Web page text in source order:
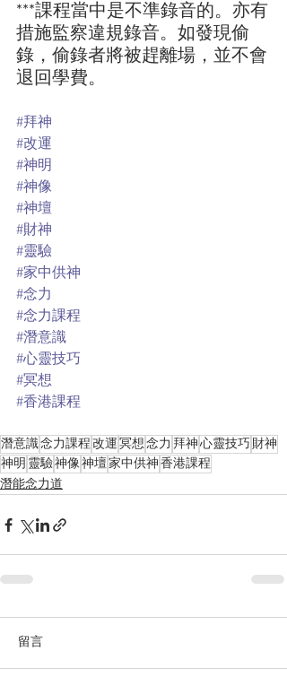
***課程當中是不準錄音的。亦有
措施監察違規錄音。如發現偷
錄，偷錄者將被趕離場，並不會
退回學費。
#拜神
#改運
#神明
#神像
#神壇
#財神
#靈驗
#家中供神
#念力
#念力課程
#潛意識
#心靈技巧
#冥想
#香港課程
潛意識念力課程改運冥想念力 拜神心靈技巧財神
神明 靈驗神像神壇家中供神香港課程
潛能念力道
留言